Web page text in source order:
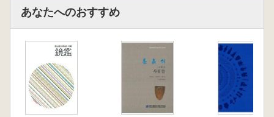
あなたへのおすすめ